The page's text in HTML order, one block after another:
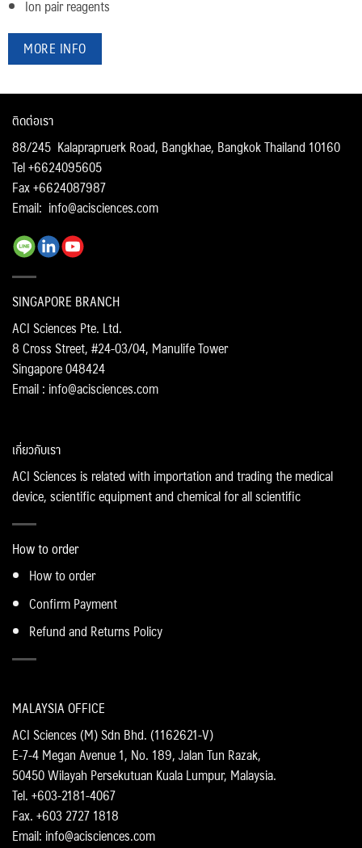
Ion pair reagents
MORE INFO
ติดต่อเรา
88/245 Kalaprapruerk Road, Bangkhae, Bangkok Thailand 10160
Tel +6624095605
Fax +6624087987
Email: info@acisciences.com
SINGAPORE BRANCH
ACI Sciences Pte. Ltd.
8 Cross Street, #24-03/04, Manulife Tower
Singapore 048424
Email : info@acisciences.com
MALAYSIA OFFICE
ACI Sciences (M) Sdn Bhd. (1162621-V)
E-7-4 Megan Avenue 1, No. 189, Jalan Tun Razak,
50450 Wilayah Persekutuan Kuala Lumpur, Malaysia.
Tel. +603-2181-4067
Fax. +603 2727 1818
Email: info@acisciences.com
เกี่ยวกับเรา
ACI Sciences is related with importation and trading the medical
device, scientific equipment and chemical for all scientific
How to order
How to order
Confirm Payment
Refund and Returns Policy